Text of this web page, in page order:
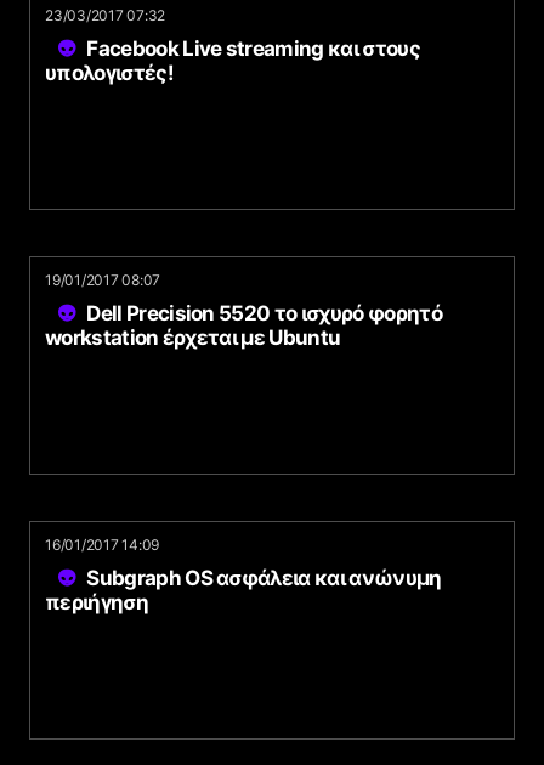
23/03/2017 07:32
Facebook Live streaming και στους
υπολογιστές!
19/01/2017 08:07
Dell Precision 5520 το ισχυρό φορητό
workstation έρχεται με Ubuntu
16/01/2017 14:09
Subgraph OS ασφάλεια και ανώνυμη
περιήγηση